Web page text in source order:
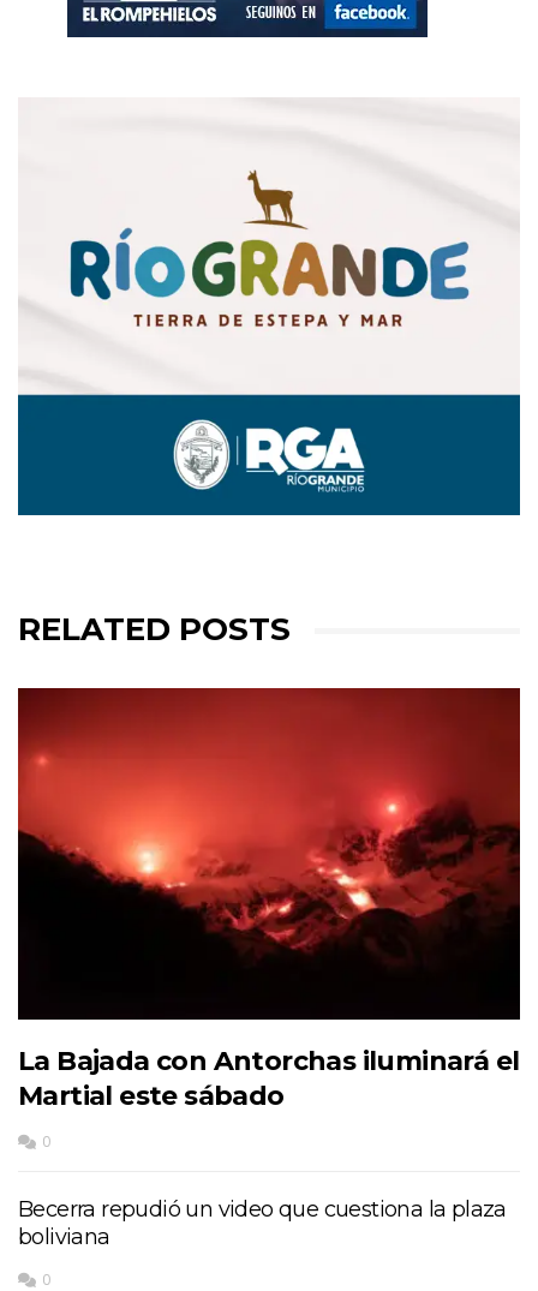
RELATED POSTS
La Bajada con Antorchas iluminará el
Martial este sábado
0
Becerra repudió un video que cuestiona la plaza
boliviana
0